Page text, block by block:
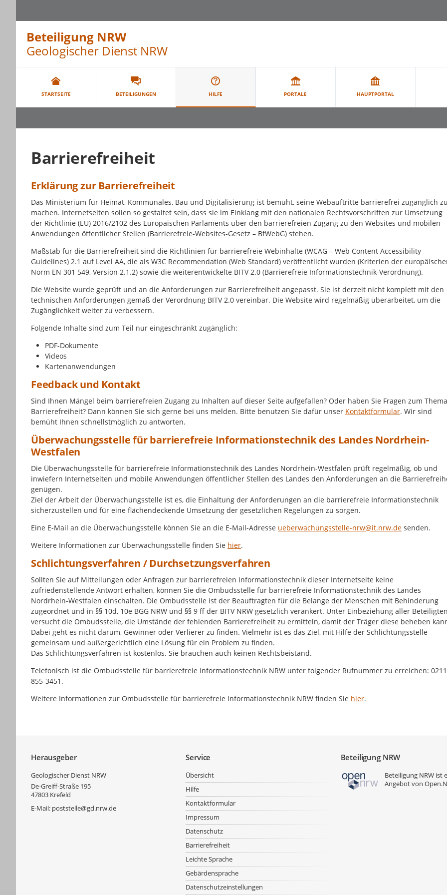
Beteiligung NRW
Geologischer Dienst NRW
STARTSEITE BETEILIGUNGEN HILFE PORTALE HAUPTPORTAL
Barrierefreiheit
Erklärung zur Barrierefreiheit
Das Ministerium für Heimat, Kommunales, Bau und Digitalisierung ist bemüht, seine Webauftritte barrierefrei zugänglich
machen. Internetseiten sollen so gestaltet sein, dass sie im Einklang mit den nationalen Rechtsvorschriften zur Umsetzung
der Richtlinie (EU) 2016/2102 des Europäischen Parlaments über den barrierefreien Zugang zu den Websites und mobilen
Anwendungen öffentlicher Stellen (Barrierefreie-Websites-Gesetz – BfWebG) stehen.
Maßstab für die Barrierefreiheit sind die Richtlinien für barrierefreie Webinhalte (WCAG – Web Content Accessibility
Guidelines) 2.1 auf Level AA, die als W3C Recommendation (Web Standard) veröffentlicht wurden (Kriterien der
Norm EN 301 549, Version 2.1.2) sowie die weiterentwickelte BITV 2.0 (Barrierefreie Informationstechnik-Verordnung).
Die Website wurde geprüft und an die Anforderungen zur Barrierefreiheit angepasst. Sie ist derzeit nicht komplett mit den
technischen Anforderungen gemäß der Verordnung BITV 2.0 vereinbar. Die Website wird regelmäßig überarbeitet, um die
Zugänglichkeit weiter zu verbessern.
Folgende Inhalte sind zum Teil nur eingeschränkt zugänglich:
PDF-Dokumente
Videos
Kartenanwendungen
Feedback und Kontakt
Sind Ihnen Mängel beim barrierefreien Zugang zu Inhalten auf dieser Seite aufgefallen? Oder haben Sie Fragen zum Thema
Barrierefreiheit? Dann können Sie sich gerne bei uns melden. Bitte benutzen Sie dafür unser Kontaktformular. Wir sind
bemüht Ihnen schnellstmöglich zu antworten.
Überwachungsstelle für barrierefreie Informationstechnik des Landes Nordrhein-
Westfalen
Die Überwachungsstelle für barrierefreie Informationstechnik des Landes Nordrhein-Westfalen prüft regelmäßig, ob und
inwiefern Internetseiten und mobile Anwendungen öffentlicher Stellen des Landes den Anforderungen an die
genügen.
Ziel der Arbeit der Überwachungsstelle ist es, die Einhaltung der Anforderungen an die barrierefreie Informationstechnik
sicherzustellen und für eine flächendeckende Umsetzung der gesetzlichen Regelungen zu sorgen.
Eine E-Mail an die Überwachungsstelle können Sie an die E-Mail-Adresse ueberwachungsstelle-nrw@it.nrw.de senden.
Weitere Informationen zur Überwachungsstelle finden Sie hier.
Schlichtungsverfahren / Durchsetzungsverfahren
Sollten Sie auf Mitteilungen oder Anfragen zur barrierefreien Informationstechnik dieser Internetseite keine
zufriedenstellende Antwort erhalten, können Sie die Ombudsstelle für barrierefreie Informationstechnik des Landes
Nordrhein-Westfalen einschalten. Die Ombudsstelle ist der Beauftragten für die Belange der Menschen mit Behinderung
zugeordnet und in §§ 10d, 10e BGG NRW und §§ 9 ff der BITV NRW gesetzlich verankert. Unter Einbeziehung aller
versucht die Ombudsstelle, die Umstände der fehlenden Barrierefreiheit zu ermitteln, damit der Träger diese beheben
Dabei geht es nicht darum, Gewinner oder Verlierer zu finden. Vielmehr ist es das Ziel, mit Hilfe der Schlichtungsstelle
gemeinsam und außergerichtlich eine Lösung für ein Problem zu finden.
Das Schlichtungsverfahren ist kostenlos. Sie brauchen auch keinen Rechtsbeistand.
Telefonisch ist die Ombudsstelle für barrierefreie Informationstechnik NRW unter folgender Rufnummer zu erreichen:
855-3451.
Weitere Informationen zur Ombudsstelle für barrierefreie Informationstechnik NRW finden Sie hier.
Herausgeber
Geologischer Dienst NRW
De-Greiff-Straße 195
47803 Krefeld
E-Mail: poststelle@gd.nrw.de
Service
Übersicht
Hilfe
Kontaktformular
Impressum
Datenschutz
Barrierefreiheit
Leichte Sprache
Gebärdensprache
Datenschutzeinstellungen
Beteiligung NRW
Beteiligung NRW ist
Angebot von